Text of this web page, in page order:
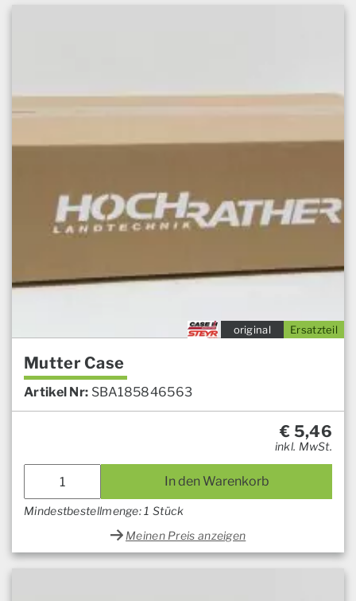
Ersatzteil
original
Mutter Case
Artikel Nr: SBA185846563
€ 5,46
inkl. MwSt.
In den Warenkorb
Mindestbestellmenge: 1 Stück
Meinen Preis anzeigen